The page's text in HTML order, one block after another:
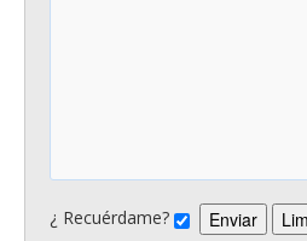
¿ Recuérdame?